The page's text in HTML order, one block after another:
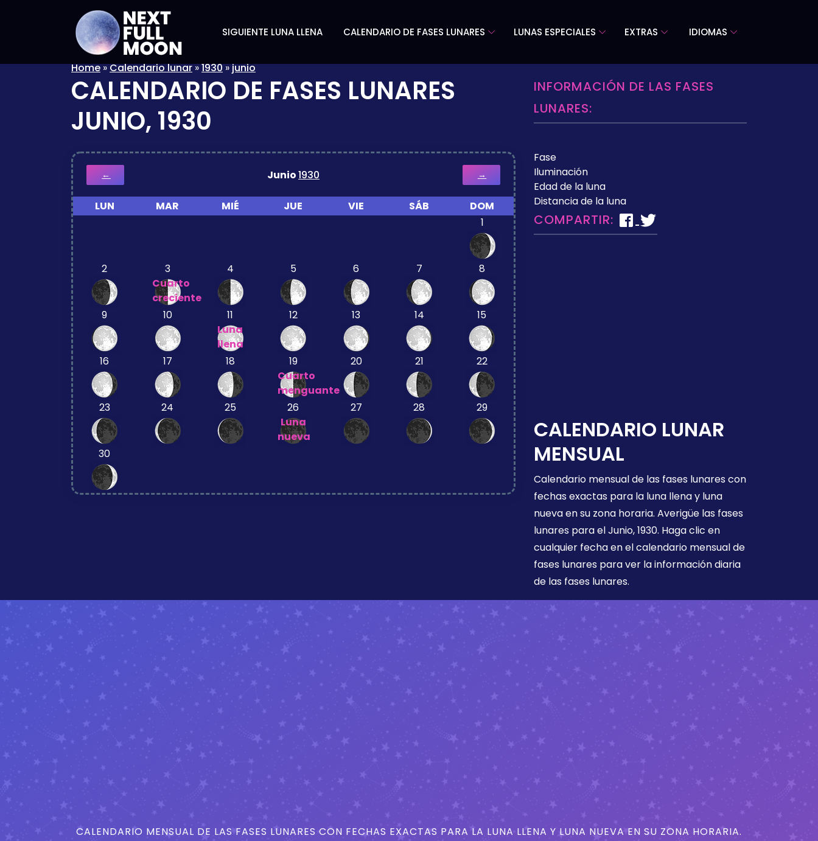
SIGUIENTE LUNA LLENA CALENDARIO DE FASES LUNARES LUNAS ESPECIALES EXTRAS IDIOMAS
Home»Calendario lunar»1930»junio
CALENDARIO DE FASES LUNARES
JUNIO, 1930
← Junio1930 →
LUN MAR MIÉ JUE VIE SÁB
DOM
1
2
3
Cuarto
creciente
4 5 6 7 8
9 10
11
Luna
llena
12 13 14 15
16 17 18
19
Cuarto
menguante
20 21 22
23 24 25
26
Luna
nueva
27 28 29
30
INFORMACIÓN DE LAS FASES
LUNARES:
Fase
Iluminación
Edad de la luna
Distancia de la luna
COMPARTIR:
CALENDARIO LUNAR
MENSUAL
Calendario mensual de las fases lunares con
fechas exactas para la luna llena y luna
nueva en su zona horaria. Averigüe las fases
lunares para el Junio, 1930. Haga clic en
cualquier fecha en el calendario mensual de
fases lunares para ver la información diaria
de las fases lunares.
CALENDARIO MENSUAL DE LAS FASES LUNARES CON FECHAS EXACTAS PARA LA LUNA LLENA Y LUNA NUEVA EN SU ZONA HORARIA.